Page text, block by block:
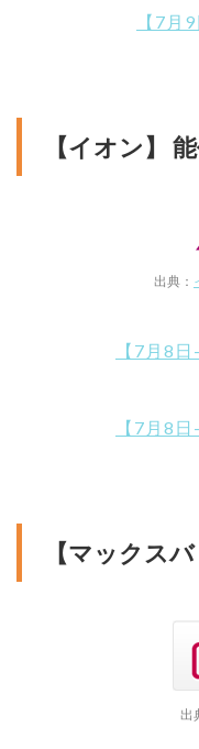
【7月
【イオン】
出典：
【7月8
【7月8
【マックス
出